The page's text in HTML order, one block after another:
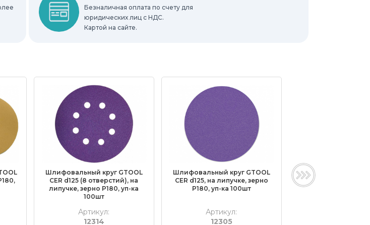
Безналичная оплата по счету для
юридических лиц с НДС.
Картой на сайте.
Шлифовальный круг GTOOL
CER d125 (8 отверстий), на
липучке, зерно P180, уп-ка
100шт
Артикул:
12314
Шлифовальный круг GTOOL
CER d125, на липучке, зерно
P180, уп-ка 100шт
Артикул:
12305
Шлифовальные
d125, на липучке,
отверстий), уп-ка